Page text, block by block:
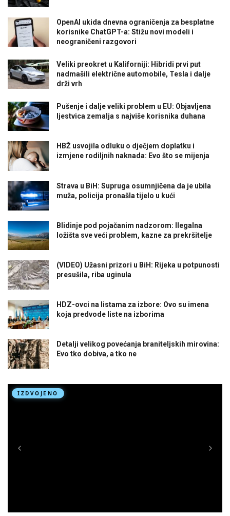
OpenAI ukida dnevna ograničenja za besplatne
korisnike ChatGPT-a: Stižu novi modeli i
neograničeni razgovori
Veliki preokret u Kaliforniji: Hibridi prvi put
nadmašili električne automobile, Tesla i dalje
drži vrh
Pušenje i dalje veliki problem u EU: Objavljena
ljestvica zemalja s najviše korisnika duhana
HBŽ usvojila odluku o dječjem doplatku i
izmjene rodiljnih naknada: Evo što se mijenja
Strava u BiH: Supruga osumnjičena da je ubila
muža, policija pronašla tijelo u kući
Blidinje pod pojačanim nadzorom: Ilegalna
ložišta sve veći problem, kazne za prekršitelje
(VIDEO) Užasni prizori u BiH: Rijeka u potpunosti
presušila, riba uginula
HDZ-ovci na listama za izbore: Ovo su imena
koja predvode liste na izborima
Detalji velikog povećanja braniteljskih mirovina:
Evo tko dobiva, a tko ne